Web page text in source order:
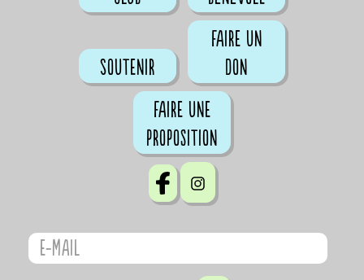
Soutenir
Faire un
don
Faire une
proposition